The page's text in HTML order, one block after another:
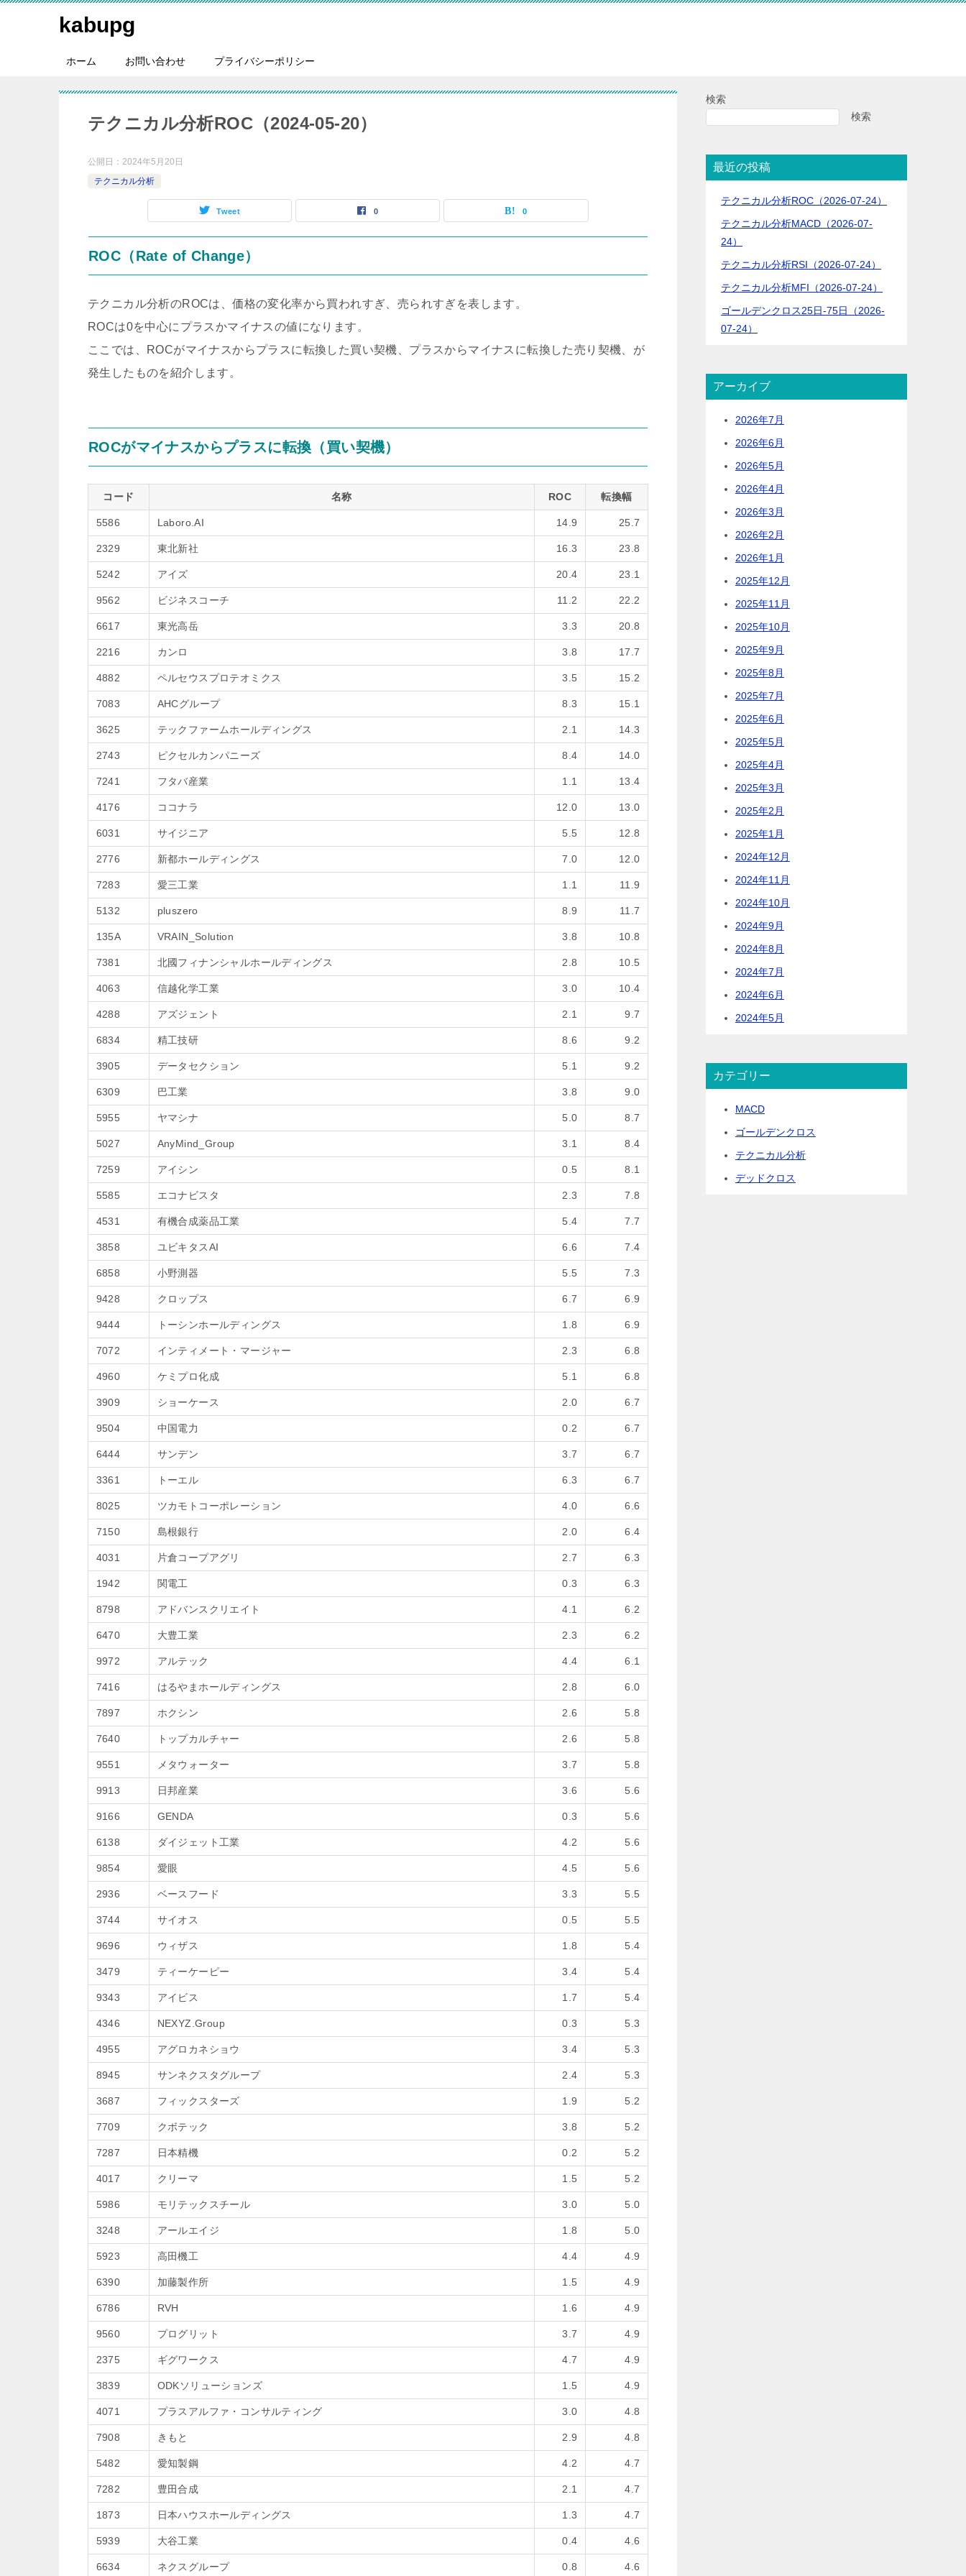
kabupg
ホーム お問い合わせ プライバシーポリシー
テクニカル分析ROC（2024-05-20）
公開日： 2024年5月20日
テクニカル分析
Tweet 0 0
ROC（Rate of Change）
テクニカル分析のROCは、価格の変化率から買われすぎ、売られすぎを表します。
ROCは0を中心にプラスかマイナスの値になります。
ここでは、ROCがマイナスからプラスに転換した買い契機、プラスからマイナスに転換した売り契機、が
発生したものを紹介します。
ROCがマイナスからプラスに転換（買い契機）
コード 名称 ROC 転換幅
5586 Laboro.AI 14.9 25.7
2329 東北新社 16.3 23.8
5242 アイズ 20.4 23.1
9562 ビジネスコーチ 11.2 22.2
6617 東光高岳 3.3 20.8
2216 カンロ 3.8 17.7
4882 ペルセウスプロテオミクス 3.5 15.2
7083 AHCグループ 8.3 15.1
3625 テックファームホールディングス 2.1 14.3
2743 ピクセルカンパニーズ 8.4 14.0
7241 フタバ産業 1.1 13.4
4176 ココナラ 12.0 13.0
6031 サイジニア 5.5 12.8
2776 新都ホールディングス 7.0 12.0
7283 愛三工業 1.1 11.9
5132 pluszero 8.9 11.7
135A VRAIN_Solution 3.8 10.8
7381 北國フィナンシャルホールディングス 2.8 10.5
4063 信越化学工業 3.0 10.4
4288 アズジェント 2.1 9.7
6834 精工技研 8.6 9.2
3905 データセクション 5.1 9.2
6309 巴工業 3.8 9.0
5955 ヤマシナ 5.0 8.7
5027 AnyMind_Group 3.1 8.4
7259 アイシン 0.5 8.1
5585 エコナビスタ 2.3 7.8
4531 有機合成薬品工業 5.4 7.7
3858 ユビキタスAI 6.6 7.4
6858 小野測器 5.5 7.3
9428 クロップス 6.7 6.9
9444 トーシンホールディングス 1.8 6.9
7072 インティメート・マージャー 2.3 6.8
4960 ケミプロ化成 5.1 6.8
3909 ショーケース 2.0 6.7
9504 中国電力 0.2 6.7
6444 サンデン 3.7 6.7
3361 トーエル 6.3 6.7
8025 ツカモトコーポレーション 4.0 6.6
7150 島根銀行 2.0 6.4
4031 片倉コープアグリ 2.7 6.3
1942 関電工 0.3 6.3
8798 アドバンスクリエイト 4.1 6.2
6470 大豊工業 2.3 6.2
9972 アルテック 4.4 6.1
7416 はるやまホールディングス 2.8 6.0
7897 ホクシン 2.6 5.8
7640 トップカルチャー 2.6 5.8
9551 メタウォーター 3.7 5.8
9913 日邦産業 3.6 5.6
9166 GENDA 0.3 5.6
6138 ダイジェット工業 4.2 5.6
9854 愛眼 4.5 5.6
2936 ベースフード 3.3 5.5
3744 サイオス 0.5 5.5
9696 ウィザス 1.8 5.4
3479 ティーケーピー 3.4 5.4
9343 アイビス 1.7 5.4
4346 NEXYZ.Group 0.3 5.3
4955 アグロカネショウ 3.4 5.3
8945 サンネクスタグループ 2.4 5.3
3687 フィックスターズ 1.9 5.2
7709 クボテック 3.8 5.2
7287 日本精機 0.2 5.2
4017 クリーマ 1.5 5.2
5986 モリテックスチール 3.0 5.0
3248 アールエイジ 1.8 5.0
5923 高田機工 4.4 4.9
6390 加藤製作所 1.5 4.9
6786 RVH 1.6 4.9
9560 プログリット 3.7 4.9
2375 ギグワークス 4.7 4.9
3839 ODKソリューションズ 1.5 4.9
4071 プラスアルファ・コンサルティング 3.0 4.8
7908 きもと 2.9 4.8
5482 愛知製鋼 4.2 4.7
7282 豊田合成 2.1 4.7
1873 日本ハウスホールディングス 1.3 4.7
5939 大谷工業 0.4 4.6
6634 ネクスグループ 0.8 4.6
検索
検索
最近の投稿
テクニカル分析ROC（2026-07-24）
テクニカル分析MACD（2026-07-
24）
テクニカル分析RSI（2026-07-24）
テクニカル分析MFI（2026-07-24）
ゴールデンクロス25日-75日（2026-
07-24）
アーカイブ
2026年7月
2026年6月
2026年5月
2026年4月
2026年3月
2026年2月
2026年1月
2025年12月
2025年11月
2025年10月
2025年9月
2025年8月
2025年7月
2025年6月
2025年5月
2025年4月
2025年3月
2025年2月
2025年1月
2024年12月
2024年11月
2024年10月
2024年9月
2024年8月
2024年7月
2024年6月
2024年5月
カテゴリー
MACD
ゴールデンクロス
テクニカル分析
デッドクロス